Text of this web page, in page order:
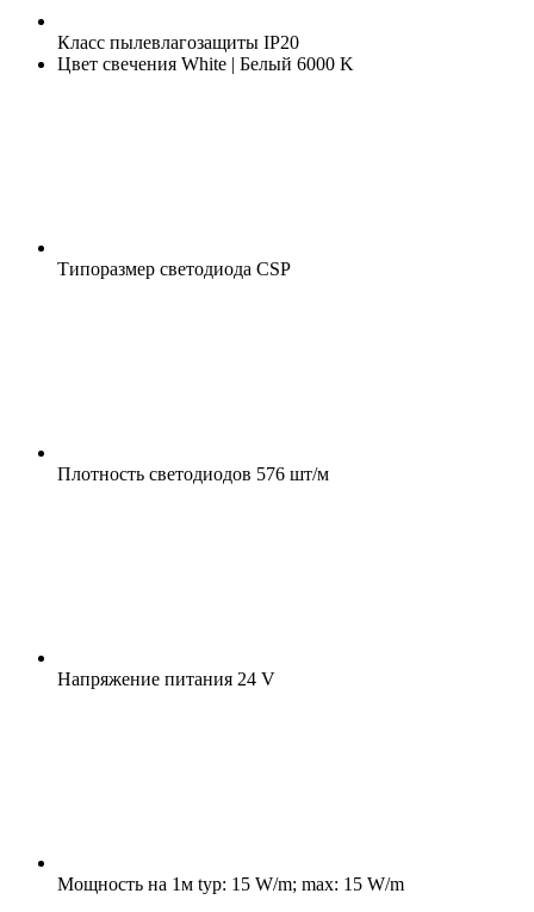
Класс пылевлагозащиты IP20
Цвет свечения White | Белый 6000 K
Типоразмер светодиода CSP
Плотность светодиодов 576 шт/м
Напряжение питания 24 V
Мощность на 1м typ: 15 W/m; max: 15 W/m